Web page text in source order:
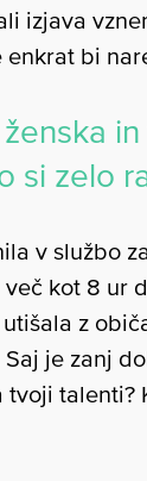
izjava
bi
si zelo
v službo
kot 8 ur
z
je zanj
talenti?